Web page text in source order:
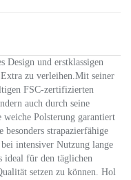
und erstklassigen
zu verleihen.Mit seiner
FSC-zertifizierten
auch durch seine
Polsterung garantiert
strapazierfähige
intensiver Nutzung lange
ideal für den täglichen
setzen zu können. Hol